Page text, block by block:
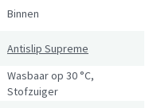
Binnen
Antislip Supreme
Wasbaar op 30 °C,
Stofzuiger